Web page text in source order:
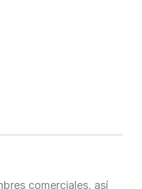
comerciales, así